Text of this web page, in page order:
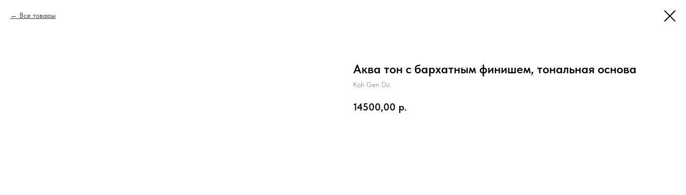
Все товары
Аква тон с бархатным финишем, тональная основа
Koh Gen Do
14500,00 р.